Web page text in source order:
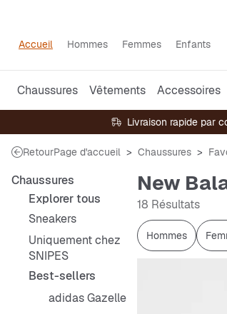
Accueil Hommes Femmes Enfants
Chaussures Vêtements Accessoires
Livraison rapide par
RetourPage d'accueil Chaussures
Chaussures
Explorer tous
Sneakers
Uniquement chez
SNIPES
Best-sellers
adidas Gazelle
New
18 Résultats
Hommes